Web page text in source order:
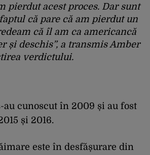
pierdut acest proces. Dar sunt
că pare că am pierdut un
că îl am ca americancă
și deschis”, a transmis Amber
verdictului.
au cunoscut în 2009 și au fost
și 2016.
este în desfășurare din